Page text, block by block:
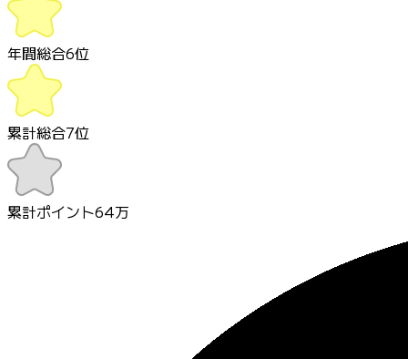
年間総合6位
累計総合7位
累計ポイント64万